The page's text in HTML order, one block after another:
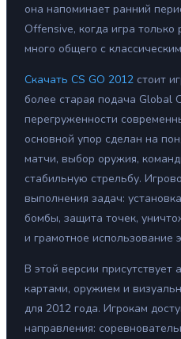
она напоминает ранний
Offensive, когда игра только
много общего с
Скачать CS GO 2012 стоит
более старая подача Global
перегруженности
основной упор сделан на
матчи, выбор оружия,
стабильную стрельбу.
выполнения задач:
бомбы, защита точек,
и грамотное использование
В этой версии присутствует
картами, оружием и
для 2012 года. Игрокам
направления: